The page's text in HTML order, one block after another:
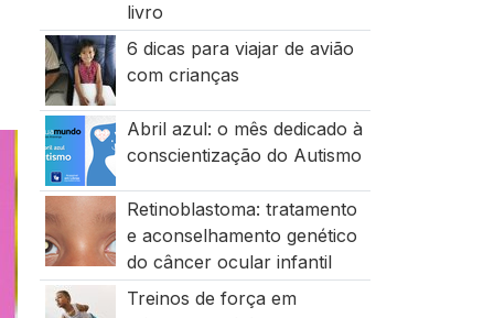
livro
6 dicas para viajar de avião
com crianças
Abril azul: o mês dedicado à
conscientização do Autismo
Retinoblastoma: tratamento
e aconselhamento genético
do câncer ocular infantil
Treinos de força em